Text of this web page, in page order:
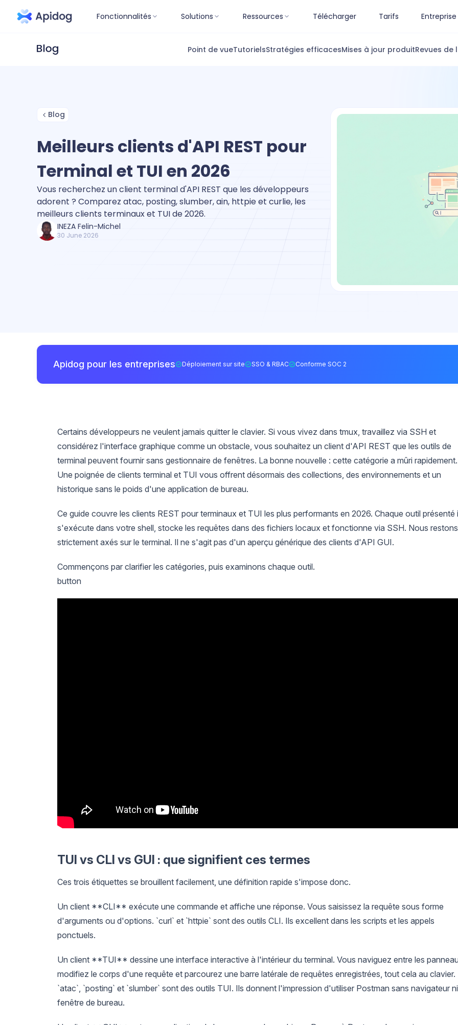
Fonctionnalités Solutions Ressources Télécharger Tarifs Entreprise
Point de vueTutorielsStratégies efficacesMises à jour produitRevues de
Blog
Meilleurs clients d'API REST pour
Terminal et TUI en 2026
Vous recherchez un client terminal d'API REST que les développeurs
adorent ? Comparez atac, posting, slumber, ain, httpie et curlie, les
meilleurs clients terminaux et TUI de 2026.
INEZA Felin-Michel
30 June 2026
Apidog pour les entreprises Déploiement sur site SSO & RBAC Conforme SOC 2
Certains développeurs ne veulent jamais quitter le clavier. Si vous vivez dans tmux, travaillez via SSH et
considérez l'interface graphique comme un obstacle, vous souhaitez un client d'API REST que les outils de
terminal peuvent fournir sans gestionnaire de fenêtres. La bonne nouvelle : cette catégorie a mûri rapidement.
Une poignée de clients terminal et TUI vous offrent désormais des collections, des environnements et un
historique sans le poids d'une application de bureau.
Ce guide couvre les clients REST pour terminaux et TUI les plus performants en 2026. Chaque outil présenté
s'exécute dans votre shell, stocke les requêtes dans des fichiers locaux et fonctionne via SSH. Nous restons
strictement axés sur le terminal. Il ne s'agit pas d'un aperçu générique des clients d'API GUI.
Commençons par clarifier les catégories, puis examinons chaque outil.
button
TUI vs CLI vs GUI : que signifient ces termes
Ces trois étiquettes se brouillent facilement, une définition rapide s'impose donc.
Un client **CLI** exécute une commande et affiche une réponse. Vous saisissez la requête sous forme
d'arguments ou d'options. `curl` et `httpie` sont des outils CLI. Ils excellent dans les scripts et les appels
ponctuels.
Un client **TUI** dessine une interface interactive à l'intérieur du terminal. Vous naviguez entre les
modifiez le corps d'une requête et parcourez une barre latérale de requêtes enregistrées, tout cela au clavier.
`atac`, `posting` et `slumber` sont des outils TUI. Ils donnent l'impression d'utiliser Postman sans navigateur ni
fenêtre de bureau.